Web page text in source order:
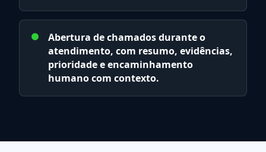
Abertura de chamados durante o
atendimento, com resumo, evidências,
prioridade e encaminhamento
humano com contexto.